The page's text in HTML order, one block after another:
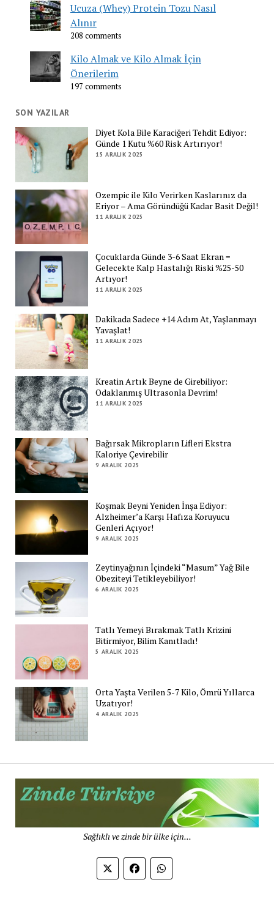
Ucuza (Whey) Protein Tozu Nasıl
Alınır
208 comments
Kilo Almak ve Kilo Almak İçin
Önerilerim
197 comments
SON YAZILAR
Diyet Kola Bile Karaciğeri Tehdit Ediyor:
Günde 1 Kutu %60 Risk Artırıyor!
15 ARALIK 2025
Ozempic ile Kilo Verirken Kaslarınız da
Eriyor – Ama Göründüğü Kadar Basit Değil!
11 ARALIK 2025
Çocuklarda Günde 3-6 Saat Ekran =
Gelecekte Kalp Hastalığı Riski %25-50
Artıyor!
11 ARALIK 2025
Dakikada Sadece +14 Adım At, Yaşlanmayı
Yavaşlat!
11 ARALIK 2025
Kreatin Artık Beyne de Girebiliyor:
Odaklanmış Ultrasonla Devrim!
11 ARALIK 2025
Bağırsak Mikropların Lifleri Ekstra
Kaloriye Çevirebilir
9 ARALIK 2025
Koşmak Beyni Yeniden İnşa Ediyor:
Alzheimer’a Karşı Hafıza Koruyucu
Genleri Açıyor!
9 ARALIK 2025
Zeytinyağının İçindeki “Masum” Yağ Bile
Obeziteyi Tetikleyebiliyor!
6 ARALIK 2025
Tatlı Yemeyi Bırakmak Tatlı Krizini
Bitirmiyor, Bilim Kanıtladı!
5 ARALIK 2025
Orta Yaşta Verilen 5-7 Kilo, Ömrü Yıllarca
Uzatıyor!
4 ARALIK 2025
Sağlıklı ve zinde bir ülke için...